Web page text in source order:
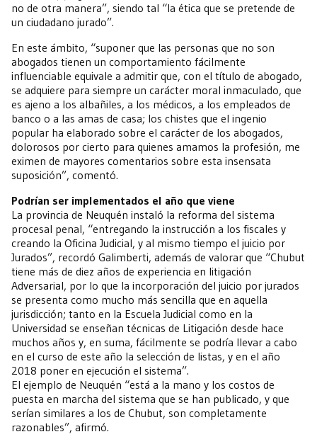
no de otra manera”, siendo tal “la ética que se pretende de
un ciudadano jurado”.
En este ámbito, “suponer que las personas que no son
abogados tienen un comportamiento fácilmente
influenciable equivale a admitir que, con el título de abogado,
se adquiere para siempre un carácter moral inmaculado, que
es ajeno a los albañiles, a los médicos, a los empleados de
banco o a las amas de casa; los chistes que el ingenio
popular ha elaborado sobre el carácter de los abogados,
dolorosos por cierto para quienes amamos la profesión, me
eximen de mayores comentarios sobre esta insensata
suposición”, comentó.
Podrían ser implementados el año que viene
La provincia de Neuquén instaló la reforma del sistema
procesal penal, “entregando la instrucción a los fiscales y
creando la Oficina Judicial, y al mismo tiempo el juicio por
Jurados”, recordó Galimberti, además de valorar que “Chubut
tiene más de diez años de experiencia en litigación
Adversarial, por lo que la incorporación del juicio por jurados
se presenta como mucho más sencilla que en aquella
jurisdicción; tanto en la Escuela Judicial como en la
Universidad se enseñan técnicas de Litigación desde hace
muchos años y, en suma, fácilmente se podría llevar a cabo
en el curso de este año la selección de listas, y en el año
2018 poner en ejecución el sistema”.
El ejemplo de Neuquén “está a la mano y los costos de
puesta en marcha del sistema que se han publicado, y que
serían similares a los de Chubut, son completamente
razonables”, afirmó.